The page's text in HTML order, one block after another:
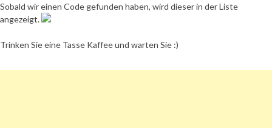
Sobald wir einen Code gefunden haben, wird dieser in der Liste
angezeigt.
Trinken Sie eine Tasse Kaffee und warten Sie :)